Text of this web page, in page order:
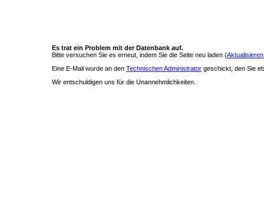
Es trat ein Problem mit der Datenbank auf.
Bitte versuchen Sie es erneut, indem Sie die Seite neu laden (
Eine E-Mail wurde an den Technischen Administrator geschickt, den Sie
Wir entschuldigen uns für die Unannehmlichkeiten.